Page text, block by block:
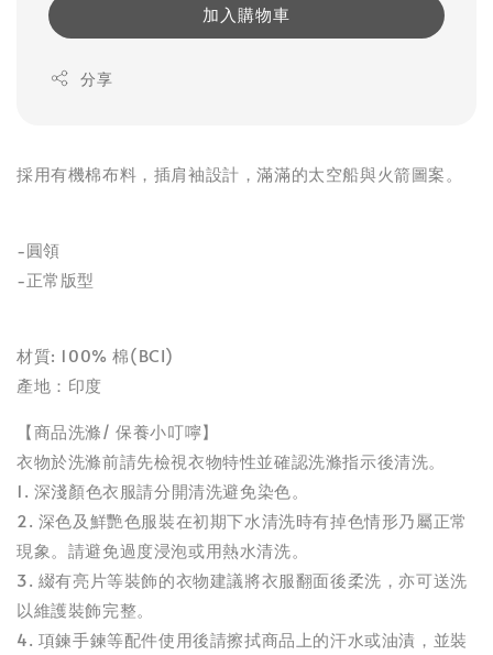
加入購物車
分享
採用有機棉布料，插肩袖設計，滿滿的太空船與火箭圖案。
-圓領
-正常版型
材質: 100% 棉(BCI)
產地：印度
【商品洗滌/ 保養小叮嚀】
衣物於洗滌前請先檢視衣物特性並確認洗滌指示後清洗。
1. 深淺顏色衣服請分開清洗避免染色。
2. 深色及鮮艷色服裝在初期下水清洗時有掉色情形乃屬正常
現象。請避免過度浸泡或用熱水清洗。
3. 綴有亮片等裝飾的衣物建議將衣服翻面後柔洗，亦可送洗
以維護裝飾完整。
4. 項鍊手鍊等配件使用後請擦拭商品上的汗水或油漬，並裝